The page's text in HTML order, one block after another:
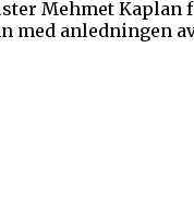
Mehmet
med